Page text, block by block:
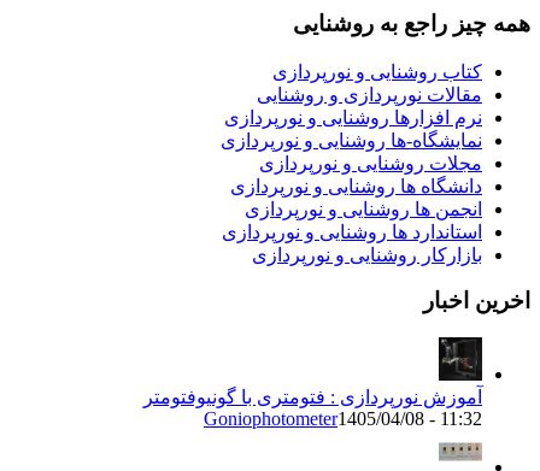
چیز راجع به روشنایی
کتاب روشنایی و نورپردازی
مقالات نورپردازی و روشنایی
نرم افزارها روشنایی و نورپردازی
نمایشگاه-ها روشنایی و نورپردازی
مجلات روشنایی و نورپردازی
دانشگاه ها روشنایی و نورپردازی
انجمن ها روشنایی و نورپردازی
استاندارد ها روشنایی و نورپردازی
بازارکار روشنایی و نورپردازی
اخبار
آموزش نورپردازی : فتومتری با گونیوفتومتر
Goniophotometer1405/04/08 - 11:32